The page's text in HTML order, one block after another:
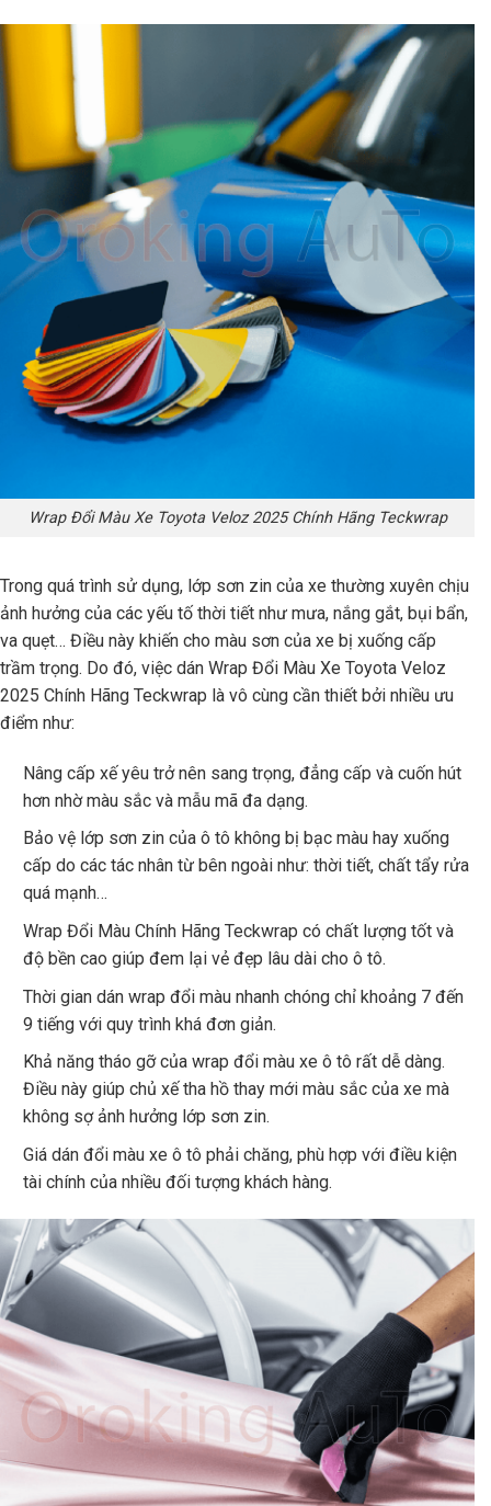
Wrap Đổi Màu Xe Toyota Veloz 2025 Chính Hãng Teckwrap
Trong quá trình sử dụng, lớp sơn zin của xe thường xuyên chịu
ảnh hưởng của các yếu tố thời tiết như mưa, nắng gắt, bụi bẩn,
va quẹt… Điều này khiến cho màu sơn của xe bị xuống cấp
trầm trọng. Do đó, việc dán Wrap Đổi Màu Xe Toyota Veloz
2025 Chính Hãng Teckwrap là vô cùng cần thiết bởi nhiều ưu
điểm như:
Nâng cấp xế yêu trở nên sang trọng, đẳng cấp và cuốn hút
hơn nhờ màu sắc và mẫu mã đa dạng.
Bảo vệ lớp sơn zin của ô tô không bị bạc màu hay xuống
cấp do các tác nhân từ bên ngoài như: thời tiết, chất tẩy rửa
quá mạnh…
Wrap Đổi Màu Chính Hãng Teckwrap có chất lượng tốt và
độ bền cao giúp đem lại vẻ đẹp lâu dài cho ô tô.
Thời gian dán wrap đổi màu nhanh chóng chỉ khoảng 7 đến
9 tiếng với quy trình khá đơn giản.
Khả năng tháo gỡ của wrap đổi màu xe ô tô rất dễ dàng.
Điều này giúp chủ xế tha hồ thay mới màu sắc của xe mà
không sợ ảnh hưởng lớp sơn zin.
Giá dán đổi màu xe ô tô phải chăng, phù hợp với điều kiện
tài chính của nhiều đối tượng khách hàng.